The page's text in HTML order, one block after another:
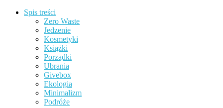
Spis treści
Zero Waste
Jedzenie
Kosmetyki
Książki
Porządki
Ubrania
Givebox
Ekologia
Minimalizm
Podróże